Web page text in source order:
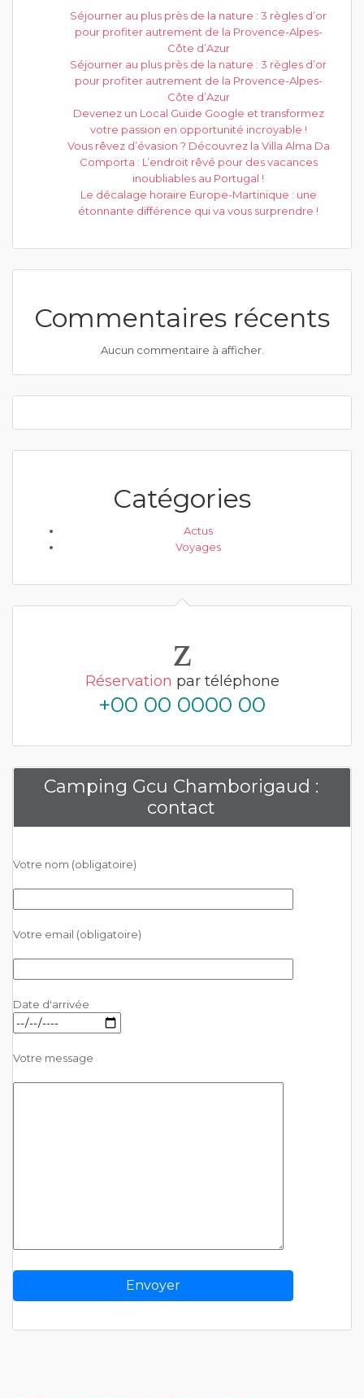
Séjourner au plus près de la nature : 3 règles d’or
pour profiter autrement de la Provence-Alpes-
Côte d’Azur
Séjourner au plus près de la nature : 3 règles d’or
pour profiter autrement de la Provence-Alpes-
Côte d’Azur
Devenez un Local Guide Google et transformez
votre passion en opportunité incroyable !
Vous rêvez d’évasion ? Découvrez la Villa Alma Da
Comporta : L’endroit rêvé pour des vacances
inoubliables au Portugal !
Le décalage horaire Europe-Martinique : une
étonnante différence qui va vous surprendre !
Commentaires récents
Aucun commentaire à afficher.
Catégories
Actus
Voyages
Réservation par téléphone
+00 00 0000 00
Camping Gcu Chamborigaud :
contact
Votre nom (obligatoire)
Votre email (obligatoire)
Date d'arrivée
Votre message